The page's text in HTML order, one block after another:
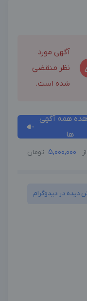
آگهی مورد
نظر منقضی
شده است.
همه آگهی
ها
5,000,000 تومان
دیده در دیدوگرام